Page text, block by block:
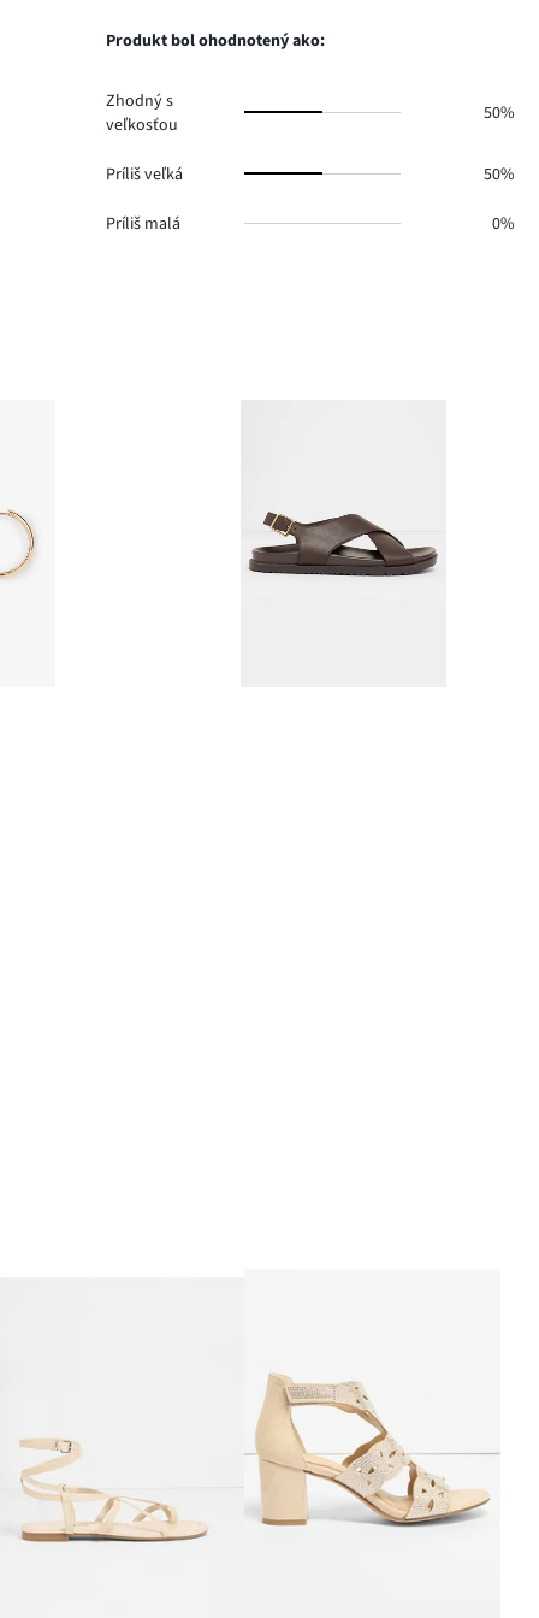
0.hlasov
Produkt bol ohodnotený ako:
Zhodný s
veľkosťou
50%
Príliš veľká 50%
Príliš malá 0%